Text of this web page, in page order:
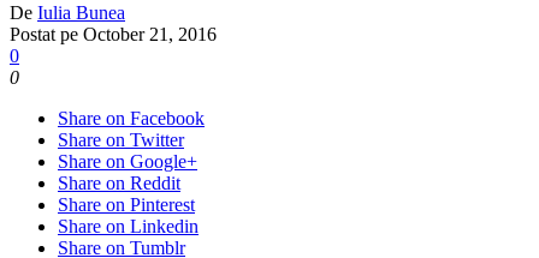
De Iulia Bunea
Postat pe October 21, 2016
0
0
Share on Facebook
Share on Twitter
Share on Google+
Share on Reddit
Share on Pinterest
Share on Linkedin
Share on Tumblr